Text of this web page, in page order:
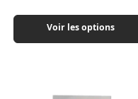
Voir les options